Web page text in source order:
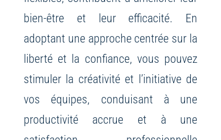
bien-être et leur efficacité. En
adoptant une approche centrée sur la
liberté et la confiance, vous pouvez
stimuler la créativité et l’initiative de
vos équipes, conduisant à une
productivité accrue et à une